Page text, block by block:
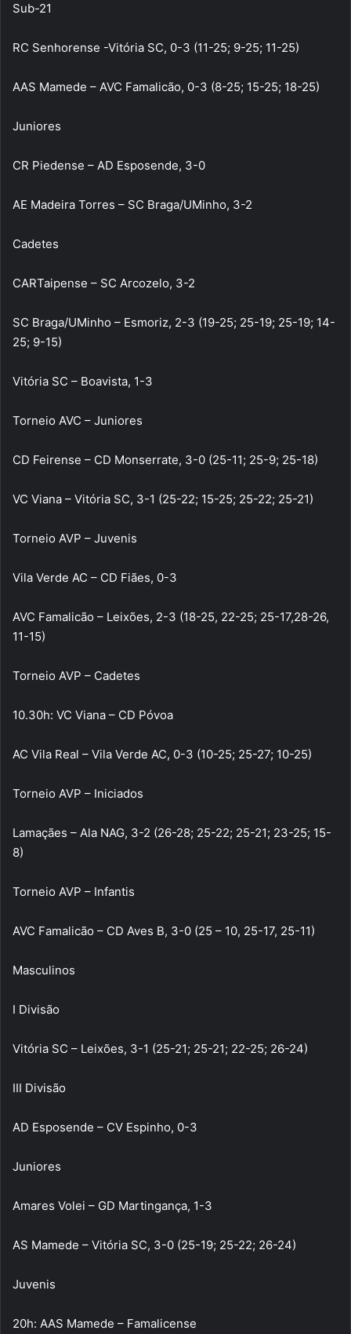
Sub-21
RC Senhorense -Vitória SC, 0-3 (11-25; 9-25; 11-25)
AAS Mamede – AVC Famalicão, 0-3 (8-25; 15-25; 18-25)
Juniores
CR Piedense – AD Esposende, 3-0
AE Madeira Torres – SC Braga/UMinho, 3-2
Cadetes
CARTaipense – SC Arcozelo, 3-2
SC Braga/UMinho – Esmoriz, 2-3 (19-25; 25-19; 25-19; 14-
25; 9-15)
Vitória SC – Boavista, 1-3
Torneio AVC – Juniores
CD Feirense – CD Monserrate, 3-0 (25-11; 25-9; 25-18)
VC Viana – Vitória SC, 3-1 (25-22; 15-25; 25-22; 25-21)
Torneio AVP – Juvenis
Vila Verde AC – CD Fiães, 0-3
AVC Famalicão – Leixões, 2-3 (18-25, 22-25; 25-17,28-26,
11-15)
Torneio AVP – Cadetes
10.30h: VC Viana – CD Póvoa
AC Vila Real – Vila Verde AC, 0-3 (10-25; 25-27; 10-25)
Torneio AVP – Iniciados
Lamaçães – Ala NAG, 3-2 (26-28; 25-22; 25-21; 23-25; 15-
8)
Torneio AVP – Infantis
AVC Famalicão – CD Aves B, 3-0 (25 – 10, 25-17, 25-11)
Masculinos
I Divisão
Vitória SC – Leixões, 3-1 (25-21; 25-21; 22-25; 26-24)
III Divisão
AD Esposende – CV Espinho, 0-3
Juniores
Amares Volei – GD Martingança, 1-3
AS Mamede – Vitória SC, 3-0 (25-19; 25-22; 26-24)
Juvenis
20h: AAS Mamede – Famalicense